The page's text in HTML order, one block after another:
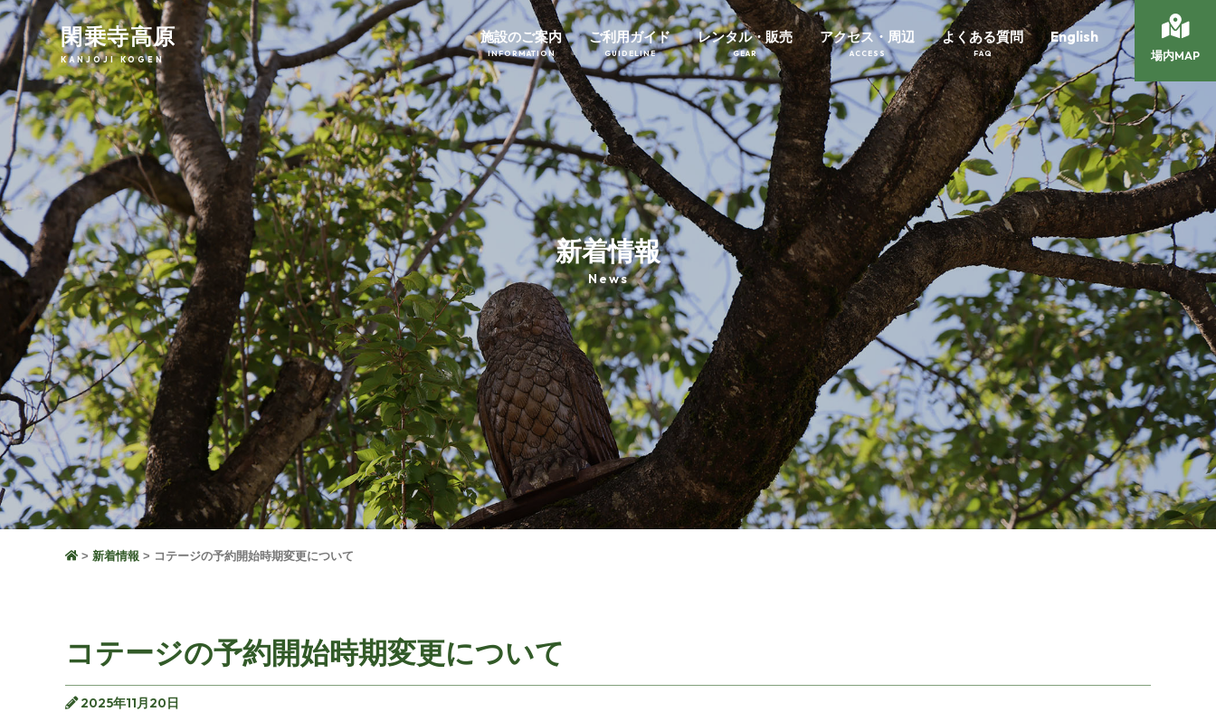
閑乗寺高原
KANJOJI KOGEN
施設のご案内
INFORMATION
ご利用ガイド
GUIDELINE
レンタル・販売
GEAR
アクセス・周辺
ACCESS
よくある質問
FAQ
English
新着情報
News
新着情報 コテージの予約開始時期変更について
コテージの予約開始時期変更について
2025年11月20日
場内MAP